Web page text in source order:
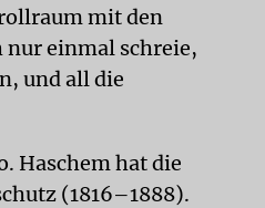
mit den
nur einmal schreie,
und all die
Haschem hat die
(1816–1888).